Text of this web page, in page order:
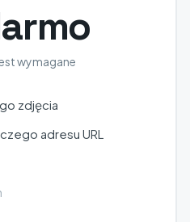
wymagane
zdjęcia
adresu URL